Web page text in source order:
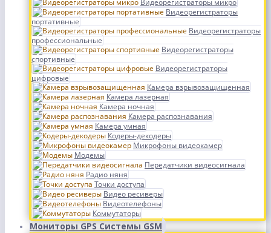
Видеорегистраторы микро
Видеорегистраторы
портативные
Видеорегистраторы
профессиональные
Видеорегистраторы
спортивные
Видеорегистраторы
цифровые
Камера взрывозащищенная
Камера лазерная
Камера ночная
Камера распознавания
Камера умная
Кодеры-декодеры
Микрофоны видеокамер
Модемы
Передатчики видеосигнала
Радио няня
Точки доступа
Видео ресиверы
Видеотелефоны
Коммутаторы
Мониторы GPS Системы GSM